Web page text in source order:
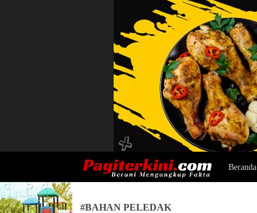
Beranda
#BAHAN PELEDAK